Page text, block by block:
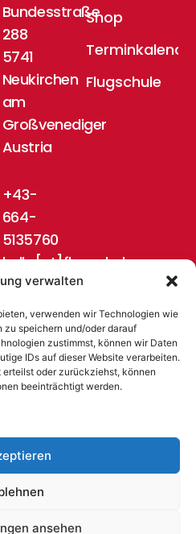
verwalten
verwenden wir Technologien wie
zu speichern und/oder darauf
zustimmst, können wir Daten
IDs auf dieser Website verarbeiten.
oder zurückziehst, können
beeinträchtigt werden.
ansehen
Bundesstraße
288
5741
Neukirchen
am
Großvenediger
Austria
+43-
664-
5135760
hello[at]flugschule-
pinzgau.at
Shop
Flugschule
Pinzgau, Austria
Batterieentsorgung